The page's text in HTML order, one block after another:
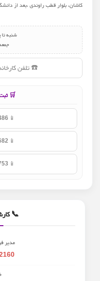
کاشان، بلوار قطب راوندی ،بعد از
شنبه
☎️ تلفن
🛒
📱
📱
📱
📞
مدیر